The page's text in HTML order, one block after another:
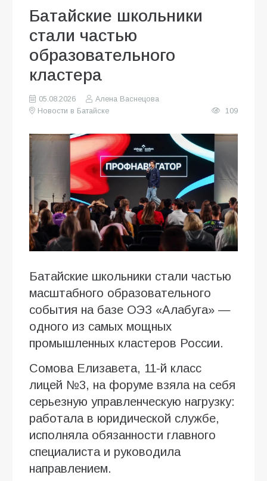
Батайские школьники
стали частью
образовательного
кластера
05.08.2026
Алена Васнецова
Новости в Батайске
109
Батайские школьники стали частью
масштабного образовательного
события на базе ОЭЗ «Алабуга» —
одного из самых мощных
промышленных кластеров России.
Сомова Елизавета, 11-й класс
лицей №3, на форуме взяла на себя
серьезную управленческую нагрузку:
работала в юридической службе,
исполняла обязанности главного
специалиста и руководила
направлением.